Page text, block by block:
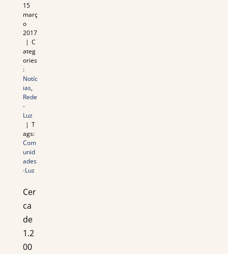
15
març
o
2017
| C
ateg
ories
:
Notíc
ias,
Rede
-
Luz
| T
ags:
Com
unid
ades
-Luz
Cer
ca
de
1.2
00